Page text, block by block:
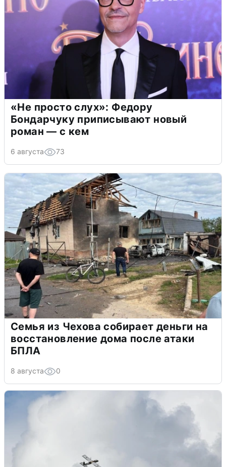
«Не просто слух»: Федору
Бондарчуку приписывают новый
роман — с кем
6 августа 73
Семья из Чехова собирает деньги на
восстановление дома после атаки
БПЛА
8 августа 0